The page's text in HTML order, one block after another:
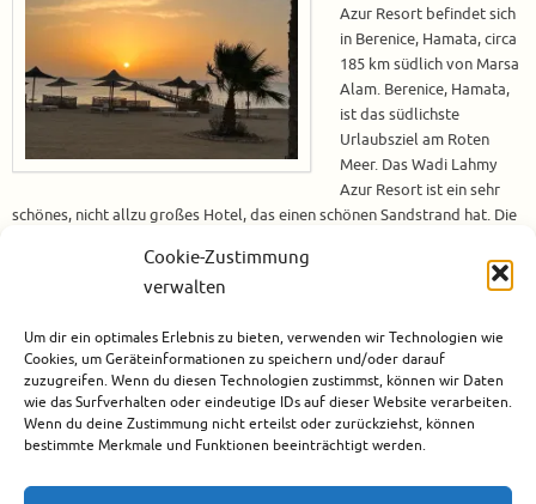
Cookie-Zustimmung
verwalten
Um dir ein optimales Erlebnis zu bieten, verwenden wir Technologien wie
Cookies, um Geräteinformationen zu speichern und/oder darauf
zuzugreifen. Wenn du diesen Technologien zustimmst, können wir Daten
wie das Surfverhalten oder eindeutige IDs auf dieser Website verarbeiten.
Wenn du deine Zustimmung nicht erteilst oder zurückziehst, können
bestimmte Merkmale und Funktionen beeinträchtigt werden.
Azur Resort befindet sich
in Berenice, Hamata, circa
185 km südlich von Marsa
Alam. Berenice, Hamata,
ist das südlichste
Urlaubsziel am Roten
Meer. Das Wadi Lahmy
Azur Resort ist ein sehr
schönes, nicht allzu großes Hotel, das einen schönen Sandstrand hat. Die
Hurghada, sehr gut erhalten und nicht überlaufen. Am Hausriff gibt es
viele bunte Fische und…
Weiterlesen
Mai 17, 2023
Afrika,Ägypten ,Berenike / Hamata, Hotels,Marsa Alam,Rotes Meer,Tauchen
4